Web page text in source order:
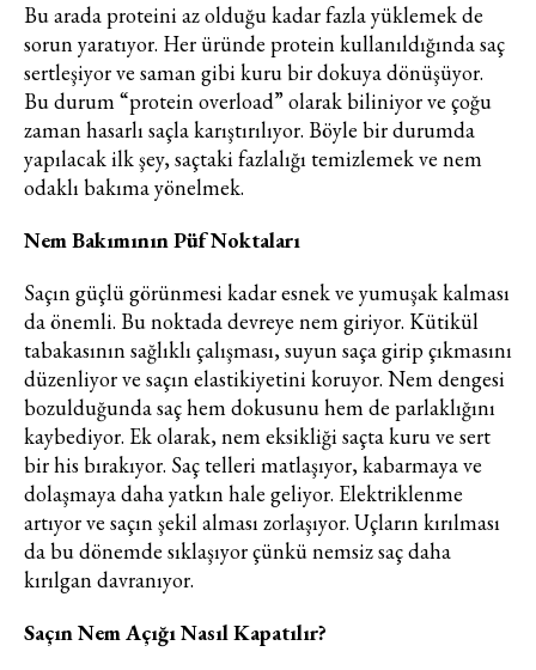
sırları ve en popüler partilerden
haberdar olmak için haftalık e-
bültenimize kaydolun.
Turkuvaz Haberleşme ve Yayıncılık
A.Ş. tarafından
https://vogue.com.tr/ internet sitesi
üzerinden sunulan ürün ve
hizmetlere ilişkin reklam, tanıtım,
pazarlama ve kutlama/ temenni
amaçlı her türlü e-bülten/ ticari
elektronik ileti gönderiminin e-posta
yoluyla tarafıma yapılmasına onay
ve bu kapsamda/ amaçla ad/
işlenmesine açık rıza veriyorum.
Bu arada proteini az olduğu kadar fazla yüklemek de
sorun yaratıyor. Her üründe protein kullanıldığında saç
sertleşiyor ve saman gibi kuru bir dokuya dönüşüyor.
Bu durum “protein overload” olarak biliniyor ve çoğu
zaman hasarlı saçla karıştırılıyor. Böyle bir durumda
yapılacak ilk şey, saçtaki fazlalığı temizlemek ve nem
odaklı bakıma yönelmek.
Nem Bakımının Püf Noktaları
Saçın güçlü görünmesi kadar esnek ve yumuşak kalması
da önemli. Bu noktada devreye nem giriyor. Kütikül
tabakasının sağlıklı çalışması, suyun saça girip çıkmasını
düzenliyor ve saçın elastikiyetini koruyor. Nem dengesi
bozulduğunda saç hem dokusunu hem de parlaklığını
kaybediyor. Ek olarak, nem eksikliği saçta kuru ve sert
bir his bırakıyor. Saç telleri matlaşıyor, kabarmaya ve
dolaşmaya daha yatkın hale geliyor. Elektriklenme
artıyor ve saçın şekil alması zorlaşıyor. Uçların kırılması
da bu dönemde sıklaşıyor çünkü nemsiz saç daha
kırılgan davranıyor.
Saçın Nem Açığı Nasıl Kapatılır?